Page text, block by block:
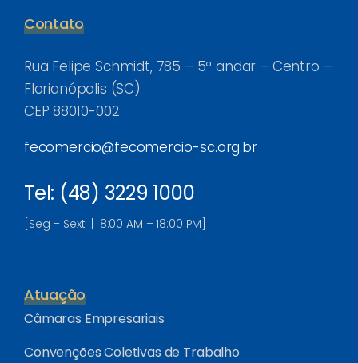
Contato
Rua Felipe Schmidt, 785 – 5º andar – Centro –
Florianópolis (SC)
CEP 88010-002
fecomercio@fecomercio-sc.org.br
Tel: (48) 3229 1000
[Seg – Sext | 8:00 AM – 18:00 PM]
Atuação
Câmaras Empresariais
Convenções Coletivas de Trabalho